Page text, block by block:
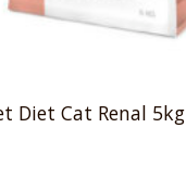
Diet Cat Renal 5kg